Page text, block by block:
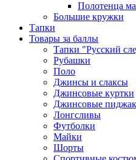
Полотенца
Большие кружки
Тапки
Товары за баллы
Тапки "Русский
Рубашки
Поло
Джинсы и слаксы
Джинсовые куртки
Джинсовые
Лонгсливы
Футболки
Майки
Шорты